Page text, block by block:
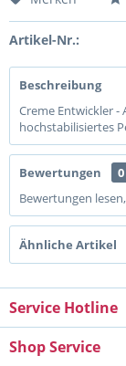
Artikel-Nr.:
Beschreibung
Creme Entwickler
hochstabilisiertes
Bewertungen
0
Bewertungen
Ähnliche Artikel
Service Hotline
Shop Service